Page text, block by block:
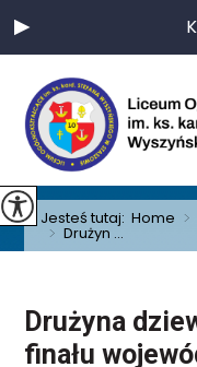
Jesteś tutaj:Home >
> Drużyn ...
Drużyna
finału